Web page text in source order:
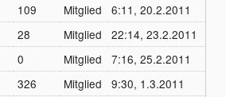
109 Mitglied
6:11, 20.2.2011
28 Mitglied
22:14, 23.2.2011
0 Mitglied
7:16, 25.2.2011
326 Mitglied
9:30, 1.3.2011